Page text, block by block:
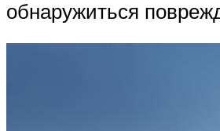
обнаружиться